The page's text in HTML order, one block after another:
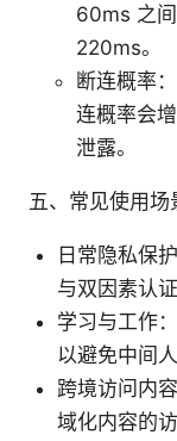
60ms 之
220ms。
断连概率
连概率会
泄露。
五、常见使用
日常隐私保
与双因素认
学习与工作
以避免中间
跨境访问内
域化内容的